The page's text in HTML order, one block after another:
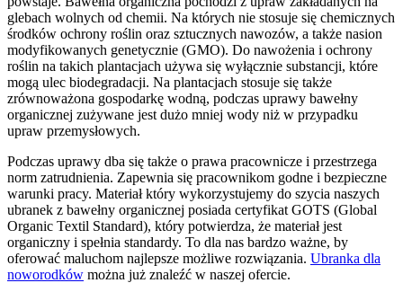
glebach wolnych od chemii. Na których nie stosuje się chemicznych
środków ochrony roślin oraz sztucznych nawozów, a także nasion
modyfikowanych genetycznie (GMO). Do nawożenia i ochrony
roślin na takich plantacjach używa się wyłącznie substancji, które
mogą ulec biodegradacji. Na plantacjach stosuje się także
zrównoważona gospodarkę wodną, podczas uprawy bawełny
organicznej zużywane jest dużo mniej wody niż w przypadku
upraw przemysłowych.
Podczas uprawy dba się także o prawa pracownicze i przestrzega
norm zatrudnienia. Zapewnia się pracownikom godne i bezpieczne
warunki pracy. Materiał który wykorzystujemy do szycia naszych
ubranek z bawełny organicznej posiada certyfikat GOTS (Global
Organic Textil Standard), który potwierdza, że materiał jest
organiczny i spełnia standardy. To dla nas bardzo ważne, by
oferować maluchom najlepsze możliwe rozwiązania. Ubranka dla
noworodków można już znaleźć w naszej ofercie.